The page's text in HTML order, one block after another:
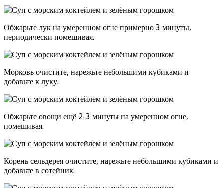
Обжарьте лук на умеренном огне примерно 3 минуты,
периодически помешивая.
Морковь очистите, нарежьте небольшими кубиками и
добавьте к луку.
Обжарьте овощи ещё 2-3 минуты на умеренном огне,
помешивая.
Корень сельдерея очистите, нарежьте небольшими кубиками и
добавьте в сотейник.